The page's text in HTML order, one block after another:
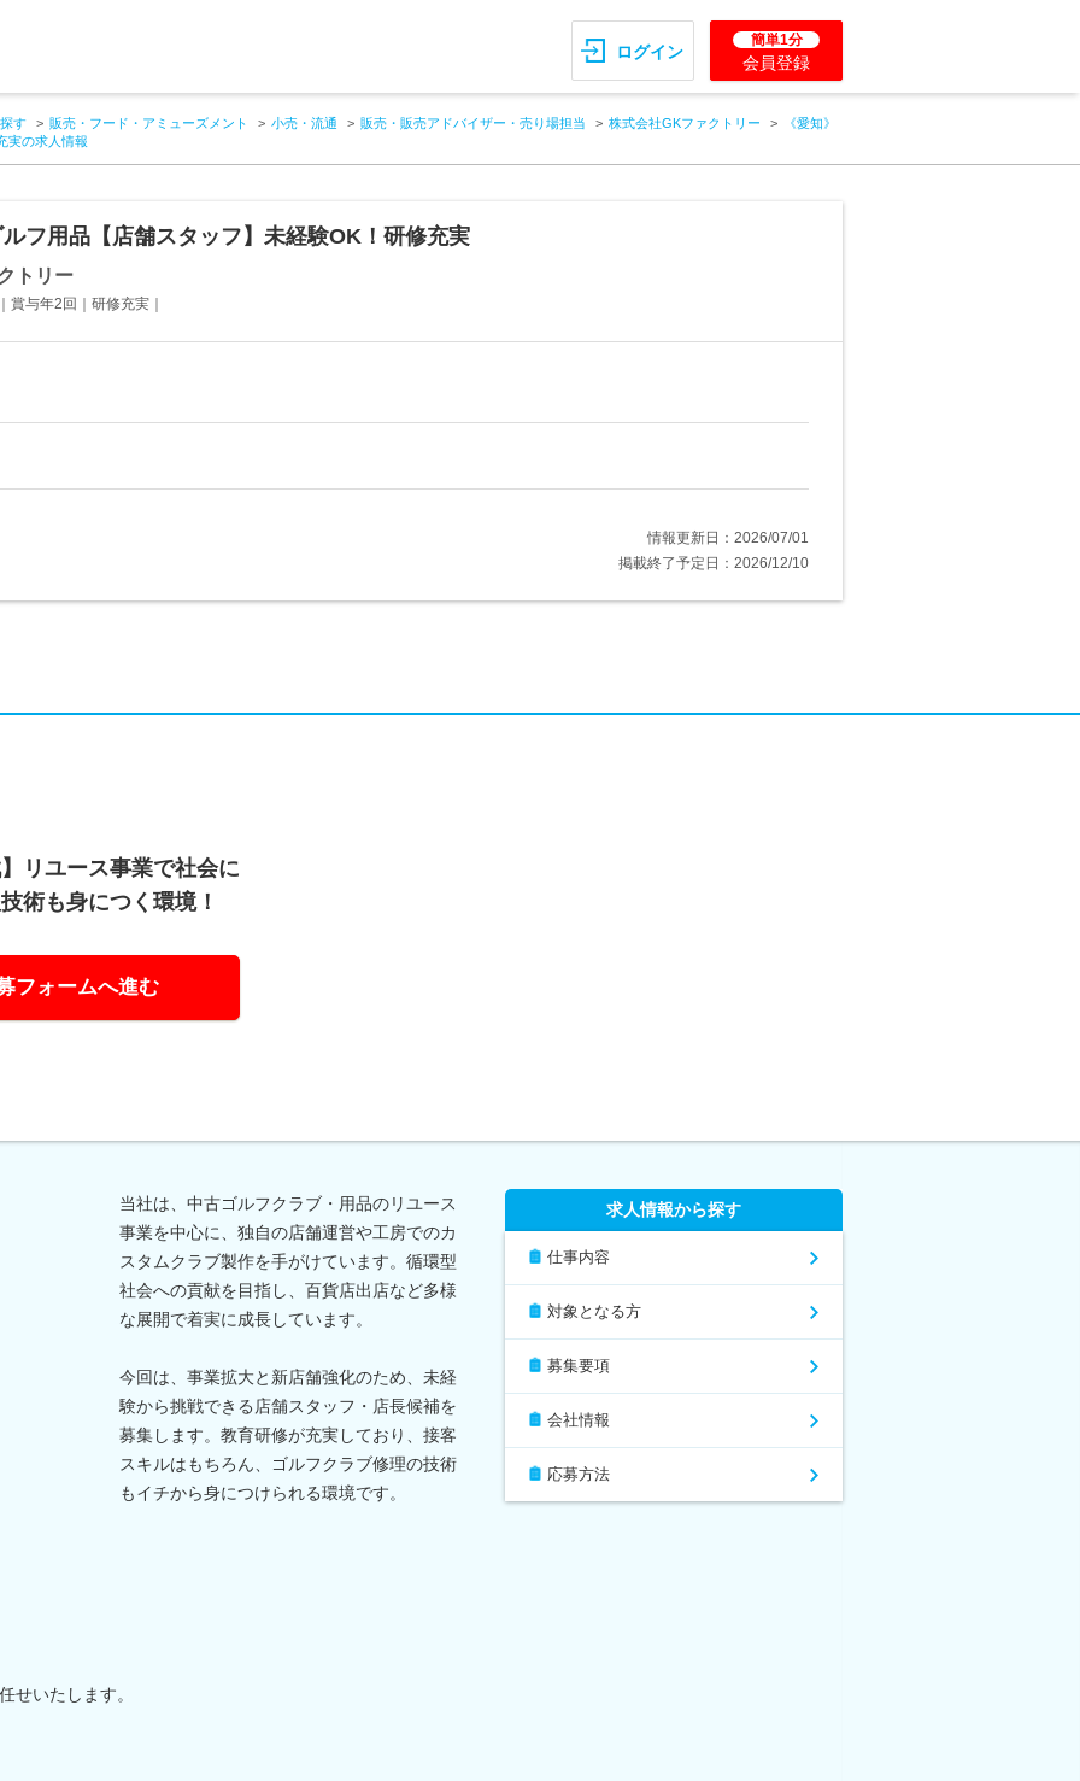
ログイン
簡単1分
会員登録
す 販売・フード・アミューズメント 小売・流通 販売・販売アドバイザー・売り場担当 株式会社GKファクトリー
《愛知》
実の求人情報
フ用品【店舗スタッフ】未経験OK！研修充実
トリー
賞与年2回｜研修充実｜
情報更新日：2026/07/01
掲載終了予定日：2026/12/10
リユース事業で社会に
術も身につく環境！
フォームへ進む
当社は、中古ゴルフクラブ・用品のリユース
事業を中心に、独自の店舗運営や工房でのカ
スタムクラブ製作を手がけています。循環型
社会への貢献を目指し、百貨店出店など多様
な展開で着実に成長しています。
今回は、事業拡大と新店舗強化のため、未経
験から挑戦できる店舗スタッフ・店長候補を
募集します。教育研修が充実しており、接客
スキルはもちろん、ゴルフクラブ修理の技術
もイチから身につけられる環境です。
せいたします。
求人情報から探す
仕事内容
対象となる方
募集要項
会社情報
応募方法